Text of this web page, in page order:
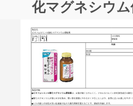
化マグネシウ